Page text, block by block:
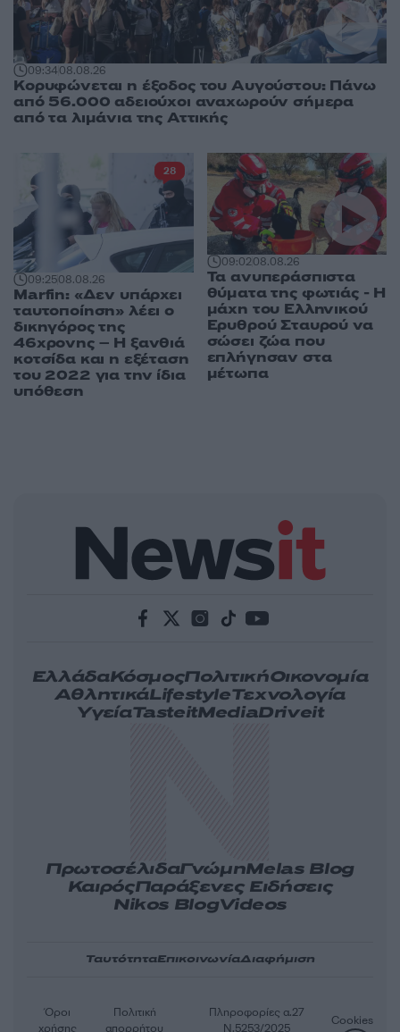
09:3408.08.26
Κορυφώνεται η έξοδος του Αυγούστου: Πάνω
από 56.000 αδειούχοι αναχωρούν σήμερα
από τα λιμάνια της Αττικής
09:2508.08.26
Marfin: «Δεν υπάρχει
ταυτοποίηση» λέει ο
δικηγόρος της
46χρονης – Η ξανθιά
κοτσίδα και η εξέταση
του 2022 για την ίδια
υπόθεση
28
09:0208.08.26
Τα ανυπεράσπιστα
θύματα της φωτιάς - Η
μάχη του Ελληνικού
Ερυθρού Σταυρού να
σώσει ζώα που
επλήγησαν στα
μέτωπα
ΕλλάδαΚόσμοςΠολιτικήΟικονομία
ΑθλητικάLifestyleΤεχνολογία
ΥγείαTasteitMediaDriveit
ΠρωτοσέλιδαΓνώμηMelas Blog
ΚαιρόςΠαράξενες Ειδήσεις
Nikos BlogVideos
ΤαυτότηταΕπικοινωνίαΔιαφήμιση
Όροι
χρήσης
Πολιτική
απορρήτου
Πληροφορίες α.27
Ν.5253/2025
Cookies